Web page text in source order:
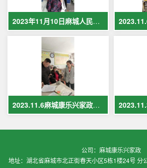
2023年11月10日麻城人民医院护工在岗护理病人现场照片
2023.11.6麻城康乐兴家政保姆案例
公司：麻城康乐兴家政
地址：湖北省麻城市北正街春天小区5栋1楼24号 分